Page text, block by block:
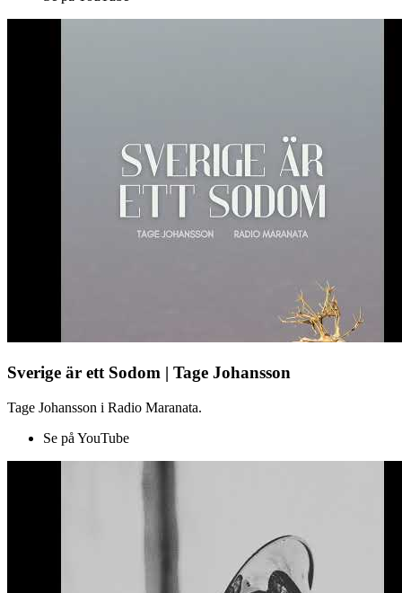
Sverige är ett Sodom | Tage Johansson
Tage Johansson i Radio Maranata.
Se på YouTube